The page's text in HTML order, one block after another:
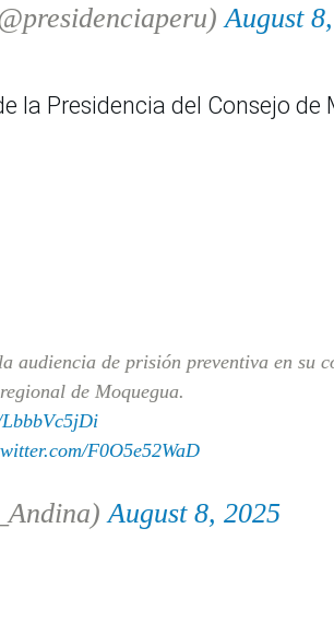
August
la Presidencia del Consejo de
audiencia de prisión preventiva en su
de Moquegua.
F0O5e52WaD
August 8, 2025